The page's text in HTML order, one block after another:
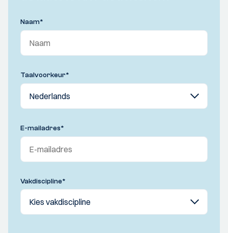
Naam*
Taalvoorkeur*
E-mailadres*
Vakdiscipline*